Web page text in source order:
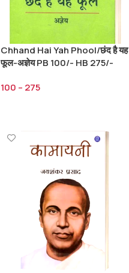
Chhand Hai Yah Phool/छंद है यह
फूल-अज्ञेय PB 100/- HB 275/-
100 – 275